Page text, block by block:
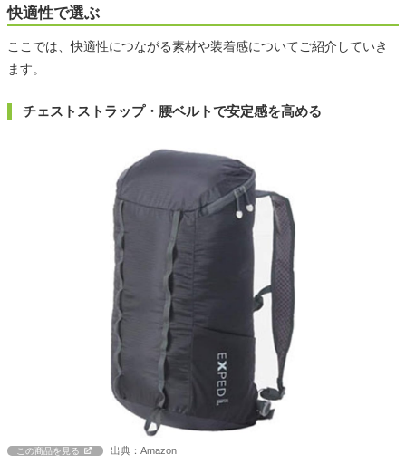
快適性で選ぶ
ここでは、快適性につながる素材や装着感についてご紹介していき
ます。
チェストストラップ・腰ベルトで安定感を高める
この商品を見る 出典：Amazon